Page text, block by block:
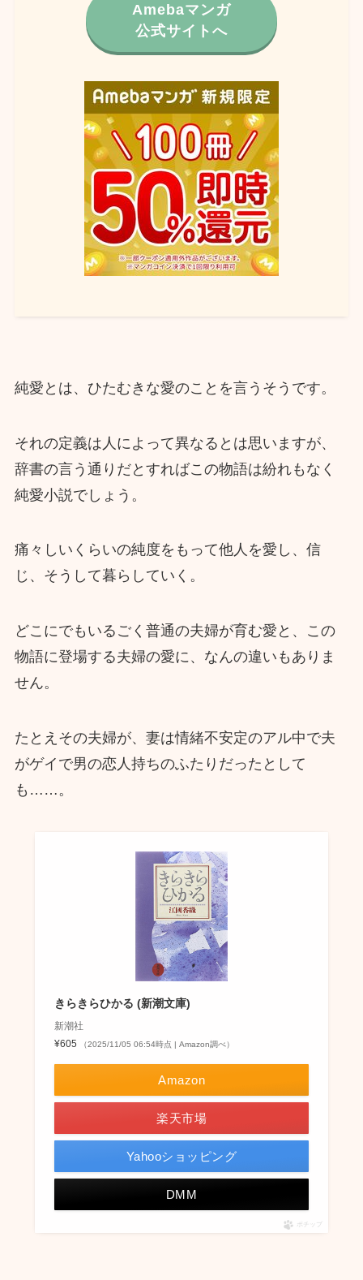
Amebaマンガ
公式サイトへ
純愛とは、ひたむきな愛のことを言うそうです。
それの定義は人によって異なるとは思いますが、
辞書の言う通りだとすればこの物語は紛れもなく
純愛小説でしょう。
痛々しいくらいの純度をもって他人を愛し、信
じ、そうして暮らしていく。
どこにでもいるごく普通の夫婦が育む愛と、この
物語に登場する夫婦の愛に、なんの違いもありま
せん。
たとえその夫婦が、妻は情緒不安定のアル中で夫
がゲイで男の恋人持ちのふたりだったとして
も……。
きらきらひかる (新潮文庫)
新潮社
¥605
（2025/11/05 06:54時点 | Amazon調べ）
Amazon
楽天市場
Yahooショッピング
DMM
ポチップ